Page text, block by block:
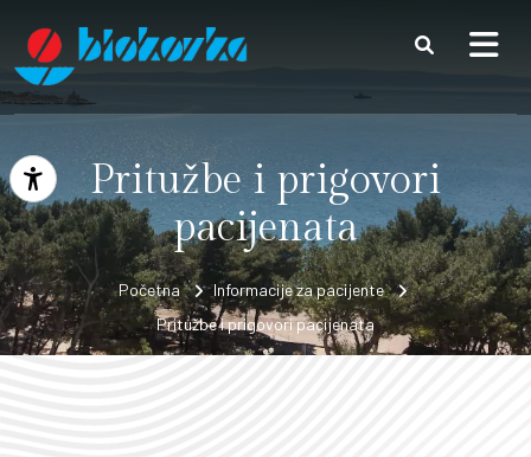
Prikaži postavke pristupačnosti
Pritužbe i prigovori
pacijenata
Početna
Informacije za pacijente
Pritužbe i prigovori pacijenata